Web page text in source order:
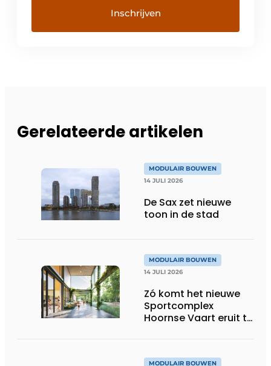
Gerelateerde artikelen
MODULAIR BOUWEN
14 JULI 2026
De Sax zet nieuwe
toon in de stad
MODULAIR BOUWEN
14 JULI 2026
Zó komt het nieuwe
Sportcomplex
Hoornse Vaart eruit te
MODULAIR BOUWEN